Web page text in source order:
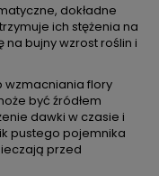
dokładne
ich stężenia na
bujny wzrost roślin i
wzmacniania flory
być źródłem
dawki w czasie i
pustego pojemnika
przed